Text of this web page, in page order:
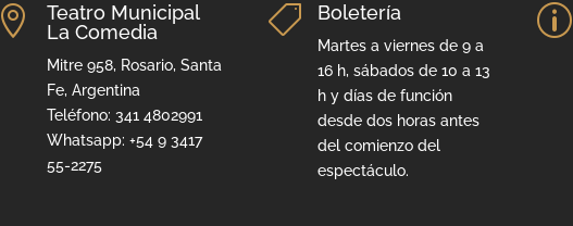

Teatro Municipal
La Comedia
Mitre 958, Rosario, Santa
Fe, Argentina
Teléfono: 341 4802991
Whatsapp: +54 9 3417
55-2275
 Boletería
Martes a viernes de 9 a
16 h, sábados de 10 a 13
h y días de función
desde dos horas antes
del comienzo del
espectáculo.
p